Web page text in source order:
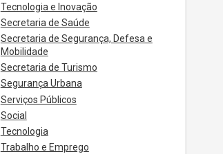
Tecnologia e Inovação
Secretaria de Saúde
Secretaria de Segurança, Defesa e
Mobilidade
Secretaria de Turismo
Segurança Urbana
Serviços Públicos
Social
Tecnologia
Trabalho e Emprego